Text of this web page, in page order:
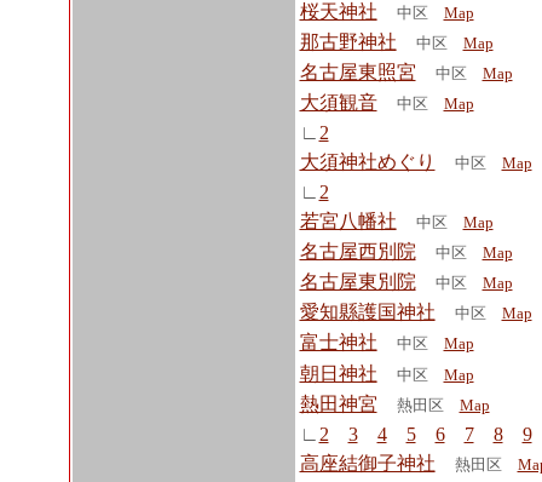
桜天神社 中区 Map
那古野神社 中区 Map
名古屋東照宮 中区 Map
大須観音 中区 Map
∟ 2
大須神社めぐり
中区 Map
∟ 2
若宮八幡社
中区 Map
名古屋西別院 中区 Map
名古屋東別院 中区 Map
愛知縣護国神社 中区 Map
富士神社 中区 Map
朝日神社 中区 Map
熱田神宮 熱田区 Map
∟ 2 3 4 5 6 7 8
9
高座結御子神社
熱田区